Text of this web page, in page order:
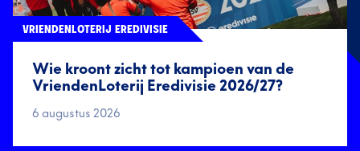
Wie kroont zicht tot kampioen van de
VriendenLoterij Eredivisie 2026/27?
VRIENDENLOTERIJ EREDIVISIE
6 augustus 2026